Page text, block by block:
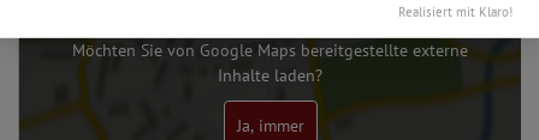
Möchten Sie von Google Maps bereitgestellte externe
Inhalte laden?
Ja, immer
Realisiert mit Klaro!